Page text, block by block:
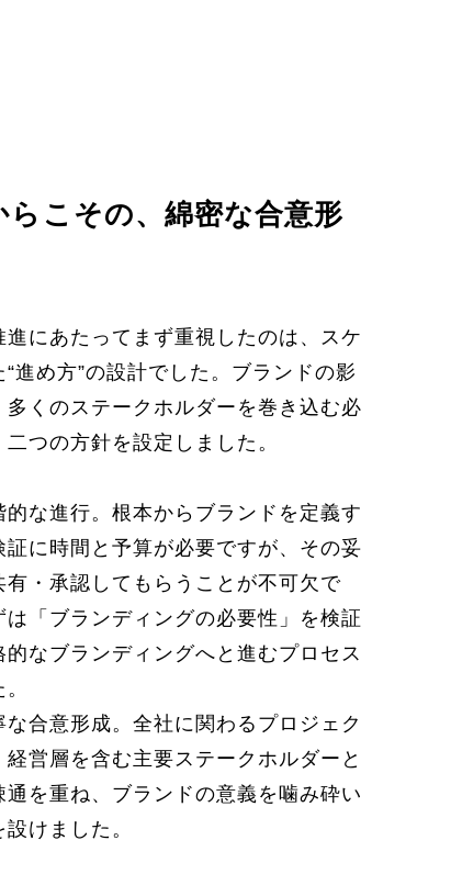
らこその、綿密な合意形
進にあたってまず重視したのは、スケ
進め方”の設計でした。ブランドの影
くのステークホルダーを巻き込む必
つの方針を設定しました。
な進行。根本からブランドを定義す
証に時間と予算が必要ですが、その妥
有・承認してもらうことが不可欠で
「ブランディングの必要性」を検証
的なブランディングへと進むプロセス
合意形成。全社に関わるプロジェク
経営層を含む主要ステークホルダーと
を重ね、ブランドの意義を噛み砕い
けました。